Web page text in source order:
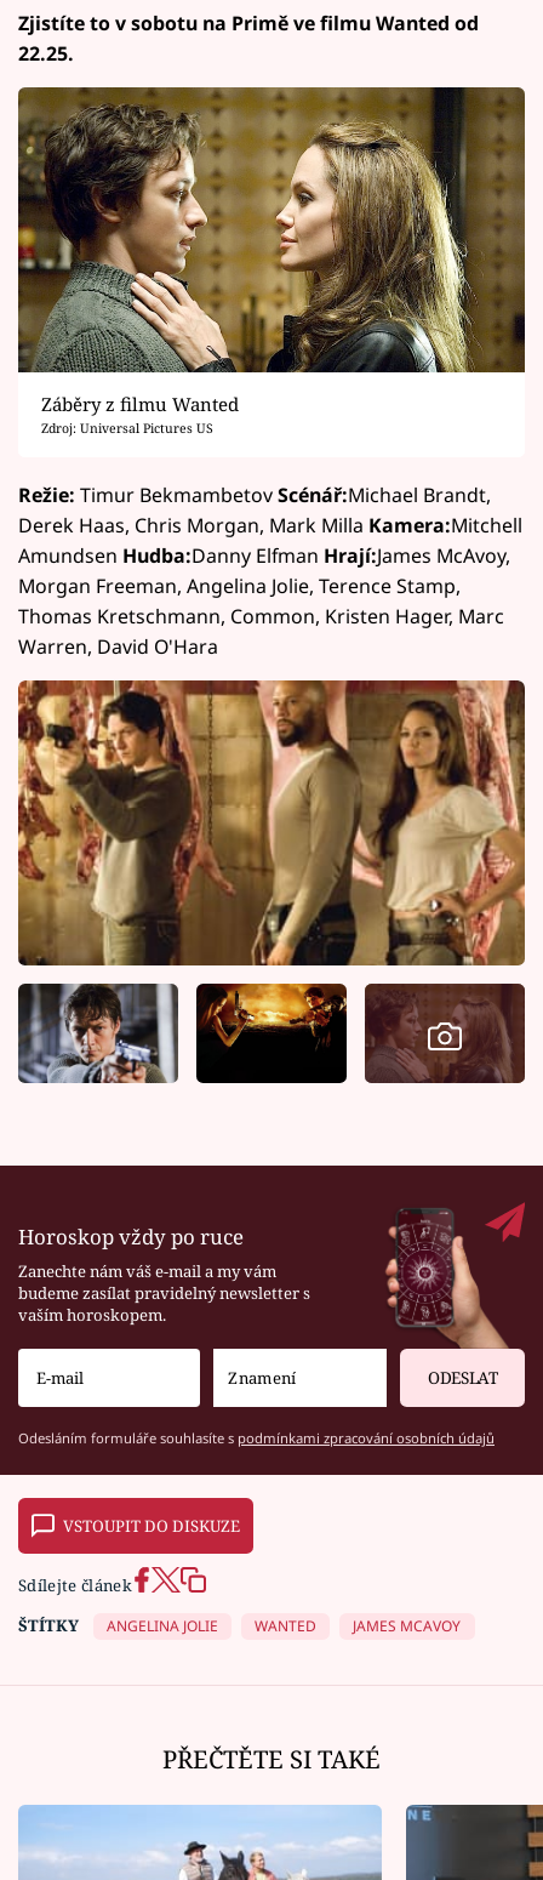
Zjistíte to v sobotu na Primě ve filmu Wanted od
22.25.
Záběry z filmu Wanted
Zdroj: Universal Pictures US
Režie: Timur BekmambetovScénář:Michael Brandt,
Derek Haas, Chris Morgan, Mark Milla Kamera:Mitchell
Amundsen Hudba:Danny Elfman Hrají:James McAvoy,
Morgan Freeman, Angelina Jolie, Terence Stamp,
Thomas Kretschmann, Common, Kristen Hager, Marc
Warren, David O'Hara
Horoskop vždy po ruce
Zanechte nám váš e-mail a my vám
budeme zasílat pravidelný newsletter s
vaším horoskopem.
ODESLAT
Odesláním formuláře souhlasíte s podmínkami zpracování osobních údajů
VSTOUPIT DO DISKUZE
Sdílejte článek
ŠTÍTKY
ANGELINA JOLIE WANTED JAMES MCAVOY
PŘEČTĚTE SI TAKÉ